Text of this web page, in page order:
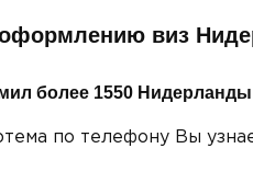
виз
более 1550
по телефону Вы